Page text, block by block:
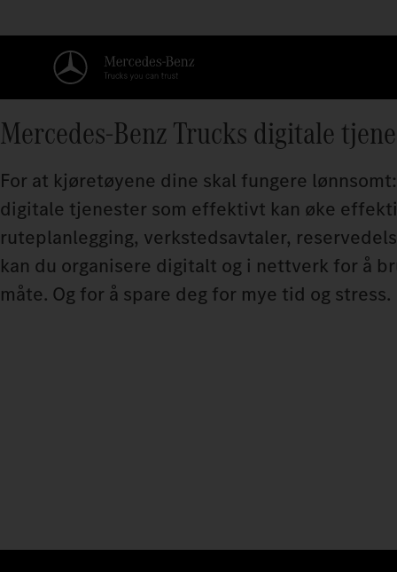
Mercedes‑Benz Trucks digitale
For at kjøretøyene dine skal fungere
digitale tjenester som effektivt kan øke
ruteplanlegging, verkstedsavtaler,
kan du organisere digitalt og i nettverk for å
måte. Og for å spare deg for mye tid og stress.